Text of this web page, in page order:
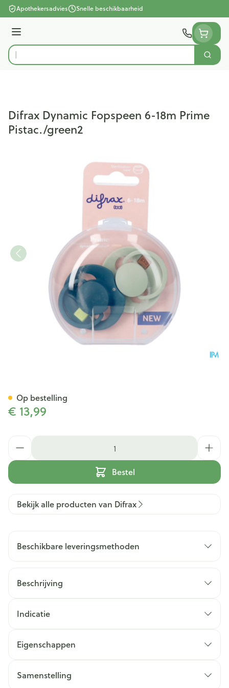
Ga naar de inhoud
Apothekersadvies Snelle beschikbaarheid
Menu
Product, merk, categorie...
Zoek
Difrax Dynamic Fopspeen 6-18m Prime
Pistac./green2
€ 13,99
Bestel
Op bestelling
Bekijk alle producten van Difrax
Beschikbare leveringsmethoden
Beschrijving
Indicatie
Eigenschappen
Samenstelling